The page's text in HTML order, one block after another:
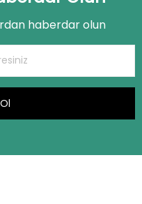
haberdar olun